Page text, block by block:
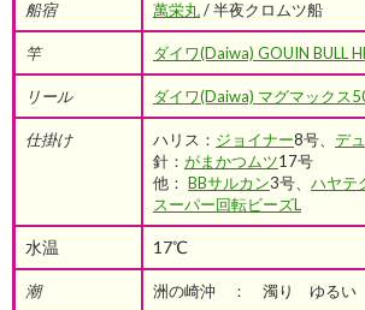
船宿 萬栄丸/ 半夜クロムツ船
竿 ダイワ(Daiwa) GOUIN BULL
リール ダイワ(Daiwa) マグマックス
仕掛け ハリス： ジョイナー8号、 デ
針： がまかつムツ17号
他： BBサルカン3号、 ハヤテ
スーパー回転ビーズL
水温 17℃
潮 洲の崎沖 ： 濁り ゆる